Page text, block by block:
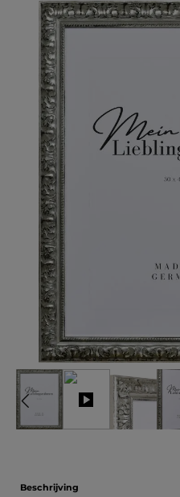
Afbeeldingengalerij overslaan
Beschrijving